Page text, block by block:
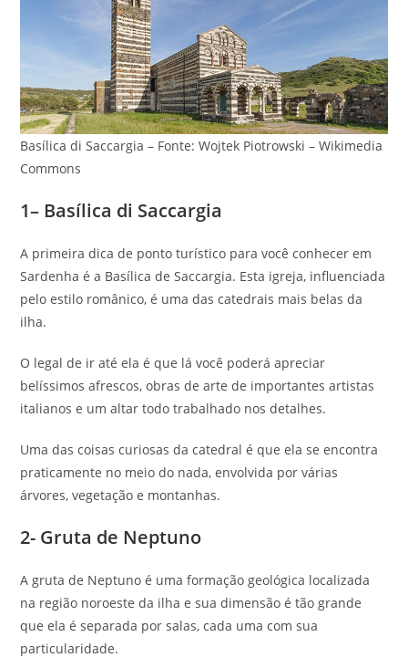
Basílica di Saccargia – Fonte: Wojtek Piotrowski – Wikimedia
Commons
1– Basílica di Saccargia
A primeira dica de ponto turístico para você conhecer em
Sardenha é a Basílica de Saccargia. Esta igreja, influenciada
pelo estilo românico, é uma das catedrais mais belas da
ilha.
O legal de ir até ela é que lá você poderá apreciar
belíssimos afrescos, obras de arte de importantes artistas
italianos e um altar todo trabalhado nos detalhes.
Uma das coisas curiosas da catedral é que ela se encontra
praticamente no meio do nada, envolvida por várias
árvores, vegetação e montanhas.
2- Gruta de Neptuno
A gruta de Neptuno é uma formação geológica localizada
na região noroeste da ilha e sua dimensão é tão grande
que ela é separada por salas, cada uma com sua
particularidade.